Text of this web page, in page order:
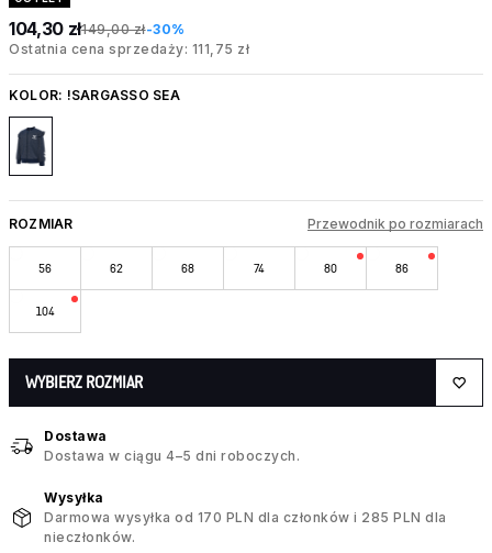
104,30 zł149,00 zł-30%
Ostatnia cena sprzedaży: 111,75 zł
KOLOR: !SARGASSO SEA
ROZMIAR Przewodnik po rozmiarach
56 62 68 74 80 86
104
WYBIERZ ROZMIAR
Dostawa
Dostawa w ciągu 4–5 dni roboczych.
Wysyłka
Darmowa wysyłka od 170 PLN dla członków i 285 PLN dla
nieczłonków.